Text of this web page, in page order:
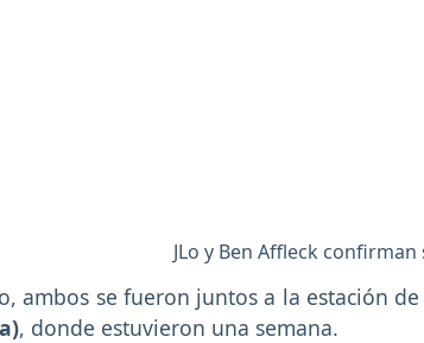
JLo y Ben Affleck
ambos se fueron juntos a la estación
, donde estuvieron una semana.